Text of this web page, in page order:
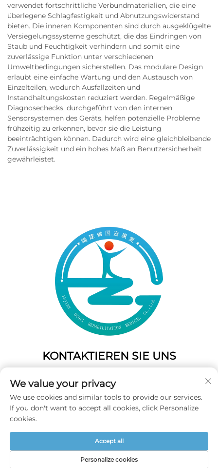
verwendet fortschrittliche Verbundmaterialien, die eine
überlegene Schlagfestigkeit und Abnutzungswiderstand
bieten. Die inneren Komponenten sind durch ausgeklügelte
Versiegelungssysteme geschützt, die das Eindringen von
Staub und Feuchtigkeit verhindern und somit eine
zuverlässige Funktion unter verschiedenen
Umweltbedingungen sicherstellen. Das modulare Design
erlaubt eine einfache Wartung und den Austausch von
Einzelteilen, wodurch Ausfallzeiten und
Instandhaltungskosten reduziert werden. Regelmäßige
Diagnosechecks, durchgeführt von den internen
Sensorsystemen des Geräts, helfen potenzielle Probleme
frühzeitig zu erkennen, bevor sie die Leistung
beeinträchtigen können. Dadurch wird eine gleichbleibende
Zuverlässigkeit und ein hohes Maß an Benutzersicherheit
gewährleistet.
KONTAKTIEREN SIE UNS
China
Tel.:+86-19859128239
E-Mail:
Alle Rechte vorbehalten - Datenschutzrichtlinie
We value your privacy
We use cookies and similar tools to provide our services.
If you don't want to accept all cookies, click Personalize
cookies.
Personalize cookies
Accept all